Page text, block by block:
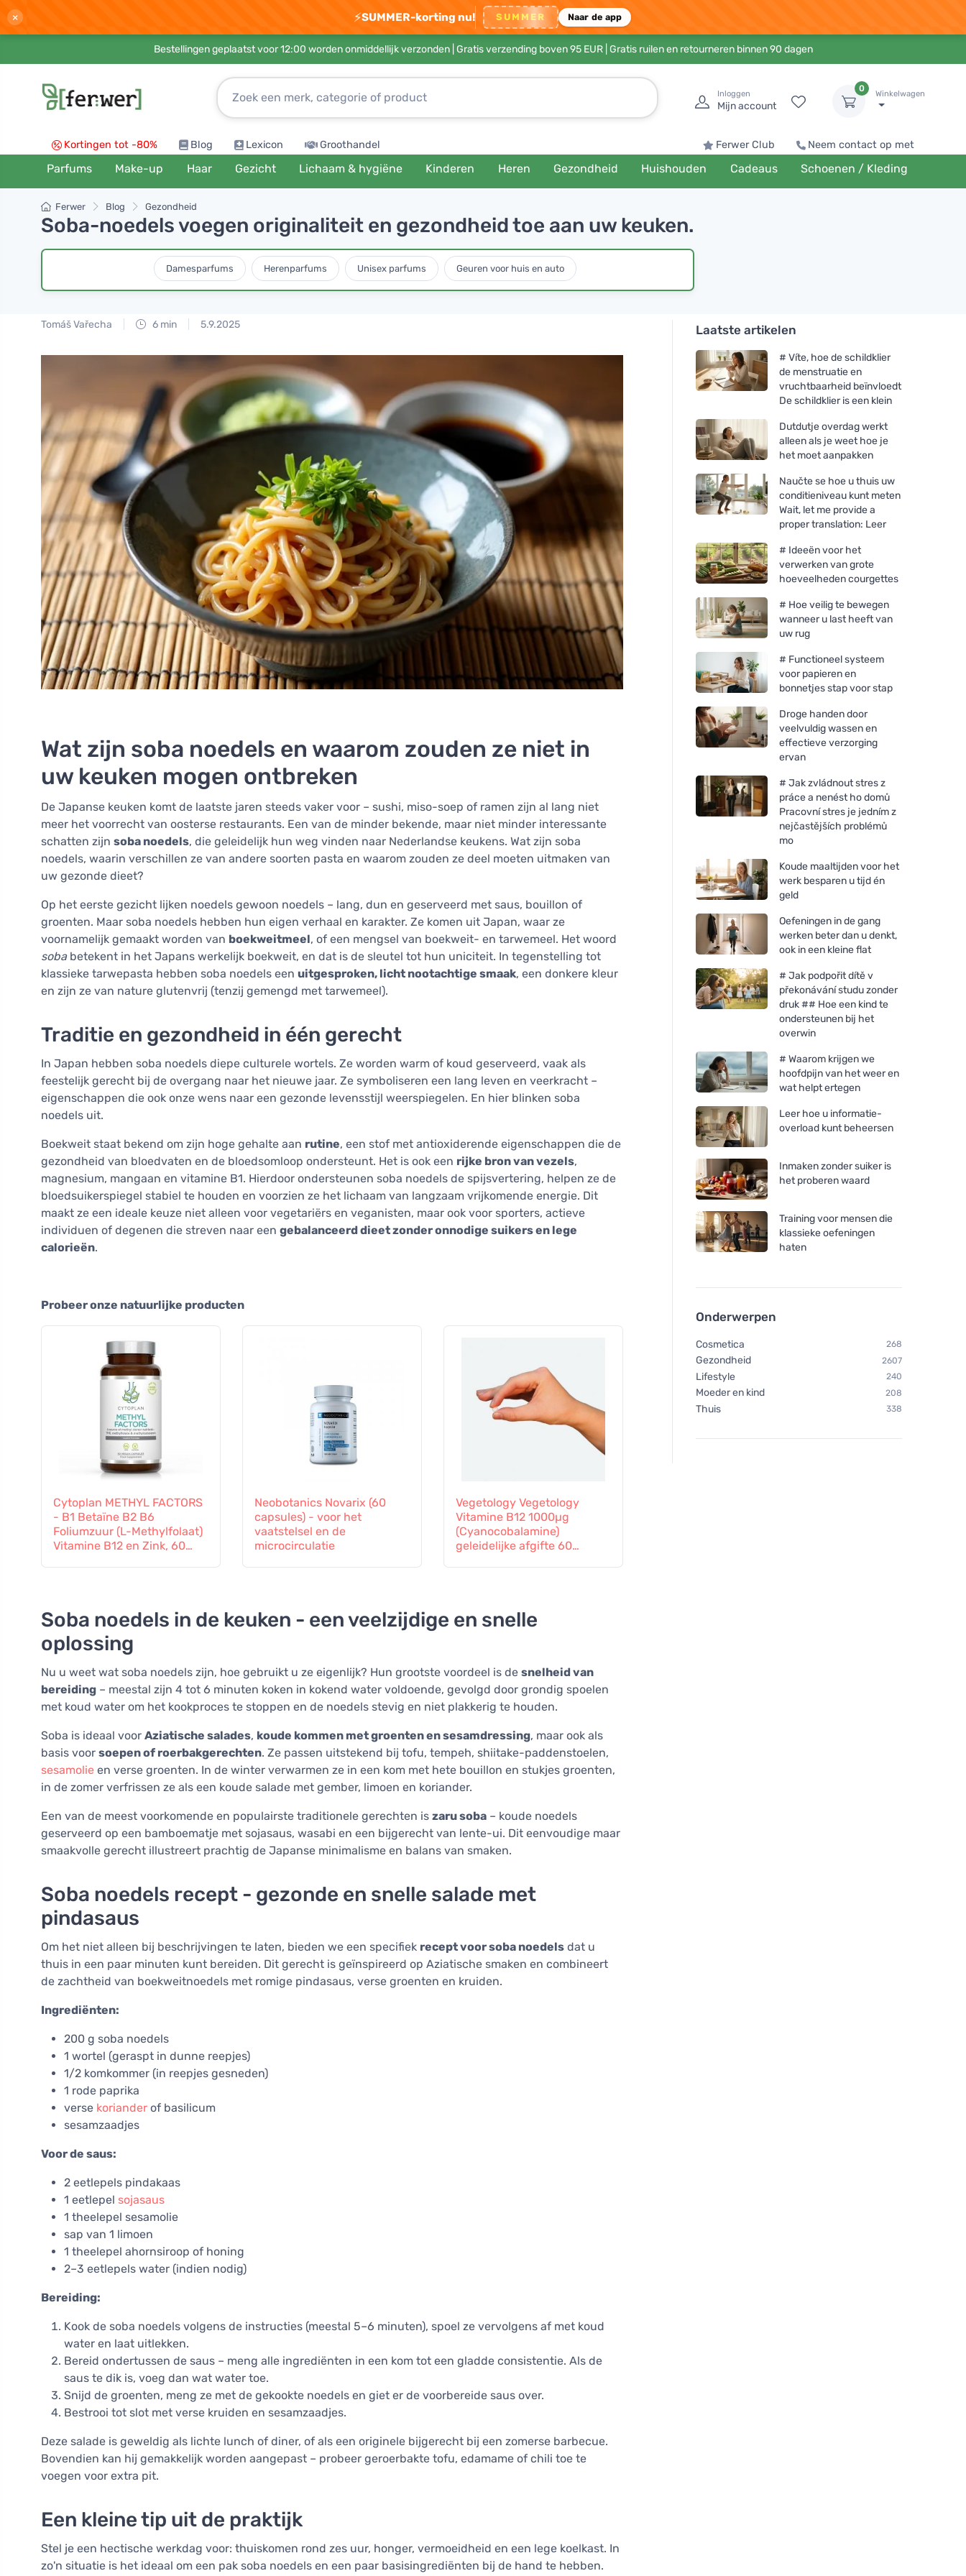
× ⚡SUMMER-korting nu! SUMMER Naar de app
Bestellingen geplaatst voor 12:00 worden onmiddellijk verzonden | Gratis verzending boven 95 EUR| Gratis ruilen en retourneren binnen 90 dagen
Inloggen
Mijn account
0
Winkelwagen
Kortingen tot -80% Blog Lexicon Groothandel Ferwer Club Neem contact op met
Parfums Make-up Haar Gezicht Lichaam & hygiëne Kinderen Heren Gezondheid Huishouden Cadeaus Schoenen / Kleding
Ferwer Blog Gezondheid
Soba-noedels voegen originaliteit en gezondheid toe aan uw keuken.
Damesparfums Herenparfums Unisex parfums Geuren voor huis en auto
Tomáš Vařecha 6 min 5.9.2025
Wat zijn soba noedels en waarom zouden ze niet in
uw keuken mogen ontbreken
De Japanse keuken komt de laatste jaren steeds vaker voor – sushi, miso-soep of ramen zijn al lang niet
meer het voorrecht van oosterse restaurants. Een van de minder bekende, maar niet minder interessante
schatten zijn soba noedels, die geleidelijk hun weg vinden naar Nederlandse keukens. Wat zijn soba
noedels, waarin verschillen ze van andere soorten pasta en waarom zouden ze deel moeten uitmaken van
uw gezonde dieet?
Op het eerste gezicht lijken noedels gewoon noedels – lang, dun en geserveerd met saus, bouillon of
groenten. Maar soba noedels hebben hun eigen verhaal en karakter. Ze komen uit Japan, waar ze
voornamelijk gemaakt worden van boekweitmeel, of een mengsel van boekweit- en tarwemeel. Het woord
sobabetekent in het Japans werkelijk boekweit, en dat is de sleutel tot hun uniciteit. In tegenstelling tot
klassieke tarwepasta hebben soba noedels een uitgesproken, licht nootachtige smaak, een donkere kleur
en zijn ze van nature glutenvrij (tenzij gemengd met tarwemeel).
Traditie en gezondheid in één gerecht
In Japan hebben soba noedels diepe culturele wortels. Ze worden warm of koud geserveerd, vaak als
feestelijk gerecht bij de overgang naar het nieuwe jaar. Ze symboliseren een lang leven en veerkracht –
eigenschappen die ook onze wens naar een gezonde levensstijl weerspiegelen. En hier blinken soba
noedels uit.
Boekweit staat bekend om zijn hoge gehalte aan rutine, een stof met antioxiderende eigenschappen die de
gezondheid van bloedvaten en de bloedsomloop ondersteunt. Het is ook een rijke bron van vezels,
magnesium, mangaan en vitamine B1. Hierdoor ondersteunen soba noedels de spijsvertering, helpen ze de
bloedsuikerspiegel stabiel te houden en voorzien ze het lichaam van langzaam vrijkomende energie. Dit
maakt ze een ideale keuze niet alleen voor vegetariërs en veganisten, maar ook voor sporters, actieve
individuen of degenen die streven naar een gebalanceerd dieet zonder onnodige suikers en lege
calorieën.
Probeer onze natuurlijke producten
Cytoplan METHYL FACTORS
- B1 Betaïne B2 B6
Foliumzuur (L-Methylfolaat)
Vitamine B12 en Zink, 60
Neobotanics Novarix (60
capsules) - voor het
vaatstelsel en de
microcirculatie
Vegetology Vegetology
Vitamine B12 1000µg
(Cyanocobalamine)
geleidelijke afgifte 60
Soba noedels in de keuken - een veelzijdige en snelle
oplossing
Nu u weet wat soba noedels zijn, hoe gebruikt u ze eigenlijk? Hun grootste voordeel is de snelheid van
bereiding – meestal zijn 4 tot 6 minuten koken in kokend water voldoende, gevolgd door grondig spoelen
met koud water om het kookproces te stoppen en de noedels stevig en niet plakkerig te houden.
Soba is ideaal voor Aziatische salades, koude kommen met groenten en sesamdressing, maar ook als
basis voor soepen of roerbakgerechten. Ze passen uitstekend bij tofu, tempeh, shiitake-paddenstoelen,
sesamolie en verse groenten. In de winter verwarmen ze in een kom met hete bouillon en stukjes groenten,
in de zomer verfrissen ze als een koude salade met gember, limoen en koriander.
Een van de meest voorkomende en populairste traditionele gerechten is zaru soba – koude noedels
geserveerd op een bamboematje met sojasaus, wasabi en een bijgerecht van lente-ui. Dit eenvoudige maar
smaakvolle gerecht illustreert prachtig de Japanse minimalisme en balans van smaken.
Soba noedels recept - gezonde en snelle salade met
pindasaus
Om het niet alleen bij beschrijvingen te laten, bieden we een specifiek recept voor soba noedels dat u
thuis in een paar minuten kunt bereiden. Dit gerecht is geïnspireerd op Aziatische smaken en combineert
de zachtheid van boekweitnoedels met romige pindasaus, verse groenten en kruiden.
Ingrediënten:
200 g soba noedels
1 wortel (geraspt in dunne reepjes)
1/2 komkommer (in reepjes gesneden)
1 rode paprika
verse koriander of basilicum
sesamzaadjes
Voor de saus:
2 eetlepels pindakaas
1 eetlepel sojasaus
1 theelepel sesamolie
sap van 1 limoen
1 theelepel ahornsiroop of honing
2–3 eetlepels water (indien nodig)
Bereiding:
Kook de soba noedels volgens de instructies (meestal 5–6 minuten), spoel ze vervolgens af met koud
water en laat uitlekken.
Bereid ondertussen de saus – meng alle ingrediënten in een kom tot een gladde consistentie. Als de
saus te dik is, voeg dan wat water toe.
Snijd de groenten, meng ze met de gekookte noedels en giet er de voorbereide saus over.
Bestrooi tot slot met verse kruiden en sesamzaadjes.
Deze salade is geweldig als lichte lunch of diner, of als een originele bijgerecht bij een zomerse barbecue.
Bovendien kan hij gemakkelijk worden aangepast – probeer geroerbakte tofu, edamame of chili toe te
voegen voor extra pit.
Een kleine tip uit de praktijk
Stel je een hectische werkdag voor: thuiskomen rond zes uur, honger, vermoeidheid en een lege koelkast. In
zo'n situatie is het ideaal om een pak soba noedels en een paar basisingrediënten bij de hand te hebben.
Laatste artikelen
# Víte, hoe de schildklier
de menstruatie en
vruchtbaarheid beïnvloedt
De schildklier is een klein
Dutdutje overdag werkt
alleen als je weet hoe je
het moet aanpakken
Naučte se hoe u thuis uw
conditieniveau kunt meten
Wait, let me provide a
proper translation: Leer
# Ideeën voor het
verwerken van grote
hoeveelheden courgettes
# Hoe veilig te bewegen
wanneer u last heeft van
uw rug
# Functioneel systeem
voor papieren en
bonnetjes stap voor stap
Droge handen door
veelvuldig wassen en
effectieve verzorging
ervan
# Jak zvládnout stres z
práce a nenést ho domů
Pracovní stres je jedním z
nejčastějších problémů
mo
Koude maaltijden voor het
werk besparen u tijd én
geld
Oefeningen in de gang
werken beter dan u denkt,
ook in een kleine flat
# Jak podpořit dítě v
překonávání studu zonder
druk ## Hoe een kind te
ondersteunen bij het
overwin
# Waarom krijgen we
hoofdpijn van het weer en
wat helpt ertegen
Leer hoe u informatie-
overload kunt beheersen
Inmaken zonder suiker is
het proberen waard
Training voor mensen die
klassieke oefeningen
haten
Onderwerpen
Cosmetica 268
Gezondheid 2607
Lifestyle 240
Moeder en kind 208
Thuis 338